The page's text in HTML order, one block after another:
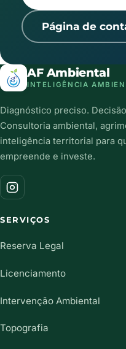
Página de
AF Ambiental
INTELIGÊNCIA
Diagnóstico preciso.
Consultoria ambiental,
inteligência territorial para
empreende e investe.
SERVIÇOS
Reserva Legal
Licenciamento
Intervenção Ambiental
Topografia